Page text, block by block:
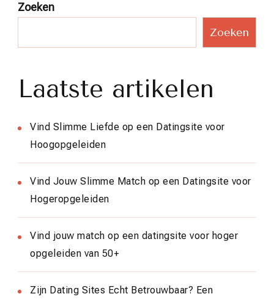
Zoeken
Zoeken
Laatste artikelen
Vind Slimme Liefde op een Datingsite voor
Hoogopgeleiden
Vind Jouw Slimme Match op een Datingsite voor
Hogeropgeleiden
Vind jouw match op een datingsite voor hoger
opgeleiden van 50+
Zijn Dating Sites Echt Betrouwbaar? Een